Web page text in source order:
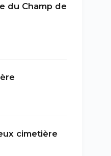
du Champ de
cimetière